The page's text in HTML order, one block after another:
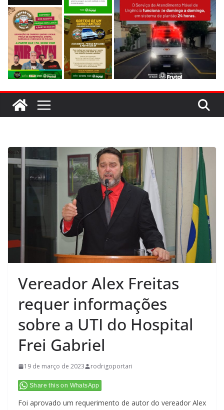
Vereador Alex Freitas
requer informações
sobre a UTI do Hospital
Frei Gabriel
19 de março de 2023 rodrigoportari
Share this on WhatsApp
Foi aprovado um requerimento de autor do vereador Alex